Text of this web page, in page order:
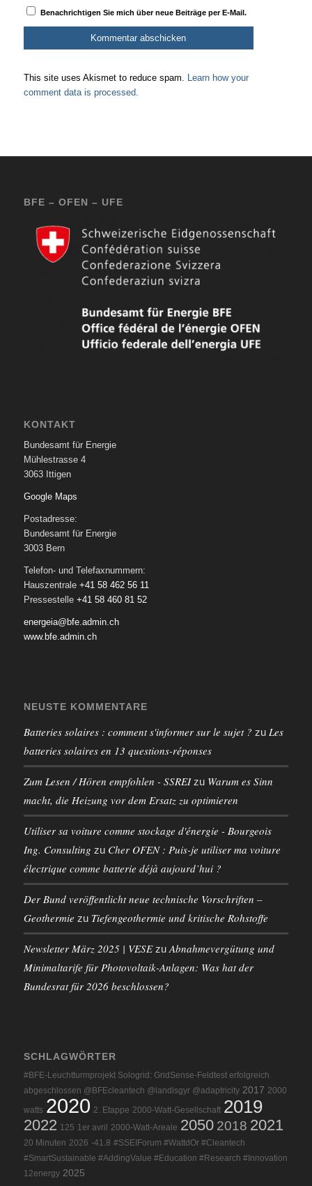
Benachrichtigen Sie mich über neue Beiträge per E-Mail.
This site uses Akismet to reduce spam. Learn how your
comment data is processed.
BFE – OFEN – UFE
KONTAKT
Bundesamt für Energie
Mühlestrasse 4
3063 Ittigen
Google Maps
Postadresse:
Bundesamt für Energie
3003 Bern
Telefon- und Telefaxnummern:
Hauszentrale +41 58 462 56 11
Pressestelle +41 58 460 81 52
energeia@bfe.admin.ch
www.bfe.admin.ch
NEUSTE KOMMENTARE
Batteries solaires : comment s'informer sur le sujet ? zu Les
batteries solaires en 13 questions-réponses
Zum Lesen / Hören empfohlen - SSREIzu Warum es Sinn
macht, die Heizung vor dem Ersatz zu optimieren
Utiliser sa voiture comme stockage d'énergie - Bourgeois
Ing. Consulting zu Cher OFEN : Puis-je utiliser ma voiture
électrique comme batterie déjà aujourd’hui ?
Der Bund veröffentlicht neue technische Vorschriften –
Geothermie zu Tiefengeothermie und kritische Rohstoffe
Newsletter März 2025 | VESEzuAbnahmevergütung und
Minimaltarife für Photovoltaik-Anlagen: Was hat der
Bundesrat für 2026 beschlossen?
SCHLAGWÖRTER
#BFE-Leuchtturmprojekt Sologrid: GridSense-Feldtest erfolgreich
abgeschlossen @BFEcleantech @landisgyr @adaptricity 2017 2000
watts 2020 2. Etappe 2000-Watt-Gesellschaft 2019
2022 125 1er avril 2000-Watt-Areale 2050 2018 2021
20 Minuten 2026 -41.8 #SSEIForum #WattdOr #Cleantech
#SmartSustainable #AddingValue #Education #Research #Innovation
12energy 2025